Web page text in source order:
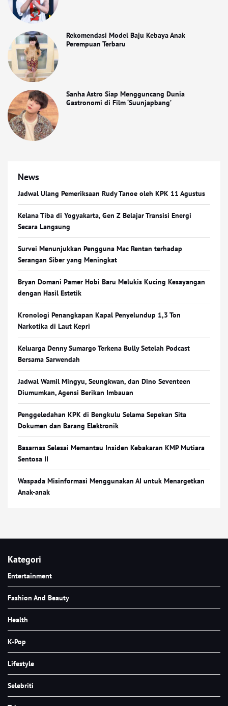
Rekomendasi Model Baju Kebaya Anak
Perempuan Terbaru
Sanha Astro Siap Mengguncang Dunia
Gastronomi di Film ‘Suunjapbang’
News
Jadwal Ulang Pemeriksaan Rudy Tanoe oleh KPK 11 Agustus
Kelana Tiba di Yogyakarta, Gen Z Belajar Transisi Energi
Secara Langsung
Survei Menunjukkan Pengguna Mac Rentan terhadap
Serangan Siber yang Meningkat
Bryan Domani Pamer Hobi Baru Melukis Kucing Kesayangan
dengan Hasil Estetik
Kronologi Penangkapan Kapal Penyelundup 1,3 Ton
Narkotika di Laut Kepri
Keluarga Denny Sumargo Terkena Bully Setelah Podcast
Bersama Sarwendah
Jadwal Wamil Mingyu, Seungkwan, dan Dino Seventeen
Diumumkan, Agensi Berikan Imbauan
Penggeledahan KPK di Bengkulu Selama Sepekan Sita
Dokumen dan Barang Elektronik
Basarnas Selesai Memantau Insiden Kebakaran KMP Mutiara
Sentosa II
Waspada Misinformasi Menggunakan AI untuk Menargetkan
Anak-anak
Kategori
Entertainment
Fashion And Beauty
Health
K-Pop
Lifestyle
Selebriti